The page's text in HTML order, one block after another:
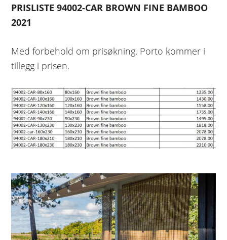
PRISLISTE 94002-CAR BROWN FINE BAMBOO
2021
Med forbehold om prisøkning. Porto kommer i
tillegg i prisen.